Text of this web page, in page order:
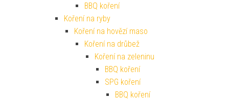
BBQ koření
Koření na ryby
Koření na hovězí maso
Koření na drůbež
Koření na zeleninu
BBQ koření
SPG koření
BBQ koření